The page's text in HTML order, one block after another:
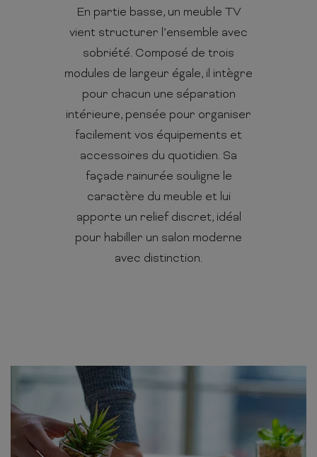
En partie basse, un meuble TV
vient structurer l’ensemble avec
sobriété. Composé de trois
modules de largeur égale, il intègre
pour chacun une séparation
intérieure, pensée pour organiser
facilement vos équipements et
accessoires du quotidien. Sa
façade rainurée souligne le
caractère du meuble et lui
apporte un relief discret, idéal
pour habiller un salon moderne
avec distinction.